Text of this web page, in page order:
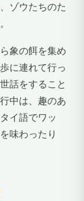
、ゾウたちのた
象の餌を集め
に連れて行っ
話をすること
中は、趣のあ
イ語でワッ
味わったり